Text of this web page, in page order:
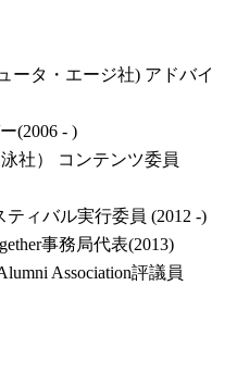
ータ・エージ社) アドバイ
(2006 - )
泳社） コンテンツ委員
ィバル実行委員 (2012 -)
事務局代表(2013)
Association評議員